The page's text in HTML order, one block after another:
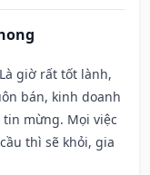
Là giờ rất tốt lành,
bán, kinh doanh
mừng. Mọi việc
thì sẽ khỏi, gia